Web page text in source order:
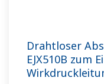
Drahtloser
EJX510B zum